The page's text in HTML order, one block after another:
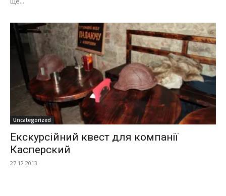
Uncategorized
Екскурсійний квест для компанії
Касперский
27.12.2013